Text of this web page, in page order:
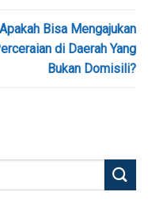
Apakah Bisa Mengajukan
di Daerah Yang
Bukan Domisili?